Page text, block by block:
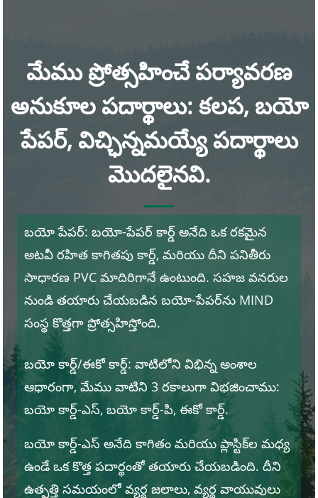
మేము ప్రోత్సహించే పర్యావరణ
అనుకూల పదార్థాలు: కలప, బయో
పేపర్, విచ్ఛిన్నమయ్యే పదార్థాలు
మొదలైనవి.
బయో పేపర్: బయో-పేపర్ కార్డ్ అనేది ఒక రకమైన
అటవీ రహిత కాగితపు కార్డ్, మరియు దీని పనితీరు
సాధారణ PVC మాదిరిగానే ఉంటుంది. సహజ వనరుల
నుండి తయారు చేయబడిన బయో-పేపర్‌ను MIND
సంస్థ కొత్తగా ప్రోత్సహిస్తోంది.
బయో కార్డ్/ఈకో కార్డ్: వాటిలోని విభిన్న అంశాల
ఆధారంగా, మేము వాటిని 3 రకాలుగా విభజించాము:
బయో కార్డ్-ఎస్, బయో కార్డ్-పి, ఈకో కార్డ్.
బయో కార్డ్-ఎస్ అనేది కాగితం మరియు ప్లాస్టిక్‌ల మధ్య
ఉండే ఒక కొత్త పదార్థంతో తయారు చేయబడింది. దీని
ఉత్పత్తి సమయంలో వ్యర్థ జలాలు, వ్యర్థ వాయువులు